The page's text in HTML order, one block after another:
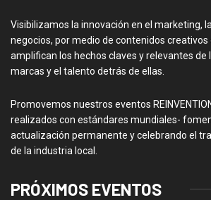
Visibilizamos la innovación en el marketing,
negocios, por medio de contenidos creativos
amplifican los hechos claves y relevantes de
marcas y el talento detrás de ellas.
Promovemos nuestros eventos
realizados con estándares mundiales-
actualización permanente y celebrando el
de la industria local.
PRÓXIMOS EVENTOS